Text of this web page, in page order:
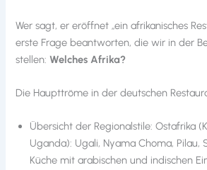
Wer sagt, er eröffnet „ein afrikanisches
erste Frage beantworten, die wir in der
stellen:Welches Afrika?
Die Haupttröme in der deutschen
Übersicht der Regionalstile: Ostafrika
Uganda): Ugali, Nyama Choma, Pilau,
Küche mit arabischen und indischen